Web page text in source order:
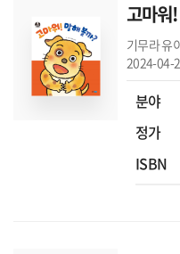
고마워
기무라 유
2024-04-
분야
정가
ISBN